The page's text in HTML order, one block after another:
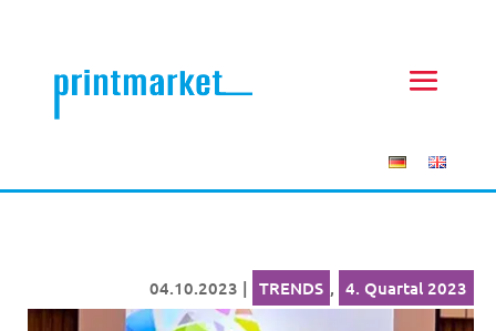
04.10.2023 | TRENDS , 4. Quartal 2023